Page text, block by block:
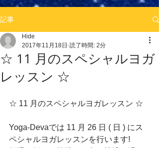
記事
☆ 11 月のスペシャルヨガ
レッスン ☆
Hide
2017年11月18日 読了時間: 2分
☆ 11 月のスペシャルヨガレッスン ☆
Yoga-Devaでは 11 月 26 日 ( 日 ) にス
ペシャルヨガレッスンを行います!